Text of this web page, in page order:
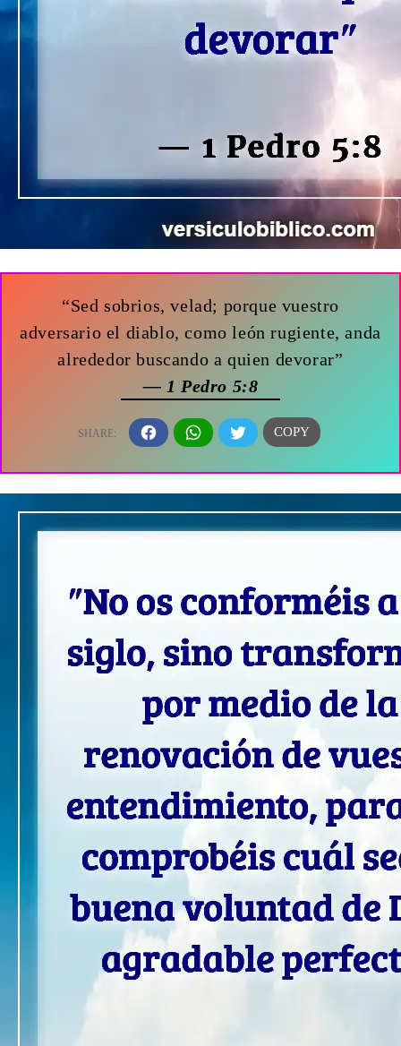
“Sed sobrios, velad; porque vuestro
adversario el diablo, como león rugiente, anda
alrededor buscando a quien devorar”
— 1 Pedro 5:8